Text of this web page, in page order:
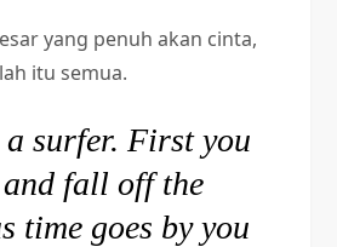
yang penuh akan cinta,
itu semua.
a surfer. First you
fall off the
time goes by you